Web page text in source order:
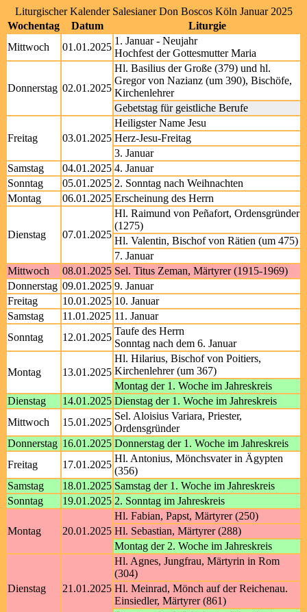
Liturgischer Kalender Salesianer Don Boscos Köln Januar 2025
Wochentag
Datum
Liturgie
Mittwoch
01.01.2025
1. Januar - Neujahr
Hochfest der Gottesmutter Maria
Donnerstag 02.01.2025
Hl. Basilius der Große (379) und hl.
Gregor von Nazianz (um 390), Bischöfe,
Kirchenlehrer
Gebetstag für geistliche Berufe
Freitag 03.01.2025
Heiligster Name Jesu
Herz-Jesu-Freitag
3. Januar
Samstag
04.01.2025 4. Januar
Sonntag
05.01.2025 2. Sonntag nach Weihnachten
Montag
06.01.2025 Erscheinung des Herrn
Dienstag 07.01.2025
Hl. Raimund von Peñafort, Ordensgründer
(1275)
Hl. Valentin, Bischof von Rätien (um 475)
7. Januar
Mittwoch
08.01.2025 Sel. Titus Zeman, Märtyrer (1915-1969)
Donnerstag 09.01.2025 9. Januar
Freitag
10.01.2025 10. Januar
Samstag
11.01.2025 11. Januar
Sonntag
12.01.2025
Taufe des Herrn
Sonntag nach dem 6. Januar
Montag 13.01.2025
Hl. Hilarius, Bischof von Poitiers,
Kirchenlehrer (um 367)
Montag der 1. Woche im Jahreskreis
Dienstag
14.01.2025 Dienstag der 1. Woche im Jahreskreis
Mittwoch
15.01.2025
Sel. Aloisius Variara, Priester,
Ordensgründer
Donnerstag 16.01.2025 Donnerstag der 1. Woche im Jahreskreis
Freitag
17.01.2025
Hl. Antonius, Mönchsvater in Ägypten
(356)
Samstag
18.01.2025 Samstag der 1. Woche im Jahreskreis
Sonntag
19.01.2025 2. Sonntag im Jahreskreis
Montag 20.01.2025
Hl. Fabian, Papst, Märtyrer (250)
Hl. Sebastian, Märtyrer (288)
Montag der 2. Woche im Jahreskreis
Dienstag 21.01.2025
Hl. Agnes, Jungfrau, Märtyrin in Rom
(304)
Hl. Meinrad, Mönch auf der Reichenau.
Einsiedler, Märtyrer (861)